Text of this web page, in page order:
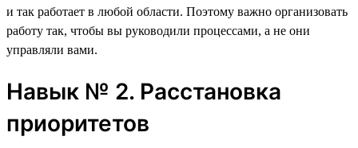
и так работает в любой области. Поэтому важно организовать
работу так, чтобы вы руководили процессами, а не они
управляли вами.
Навык № 2. Расстановка
приоритетов